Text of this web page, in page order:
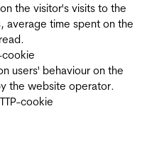
the visitor's visits to the
average time spent on the
cookie
users' behaviour on the
the website operator.
cookie